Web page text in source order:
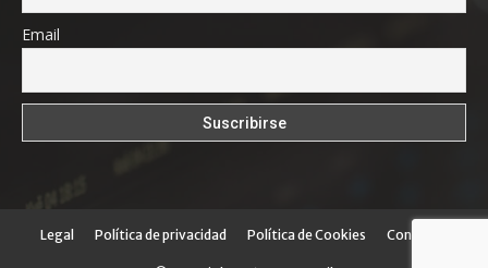
Email
Legal Política de privacidad Política de Cookies Contacto